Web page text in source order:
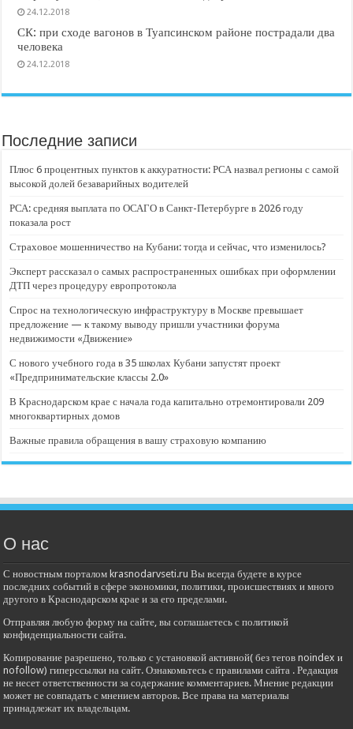
24.12.2018
СК: при сходе вагонов в Туапсинском районе пострадали два
человека
24.12.2018
Последние записи
Плюс 6 процентных пунктов к аккуратности: РСА назвал регионы с самой
высокой долей безаварийных водителей
РСА: средняя выплата по ОСАГО в Санкт-Петербурге в 2026 году
показала рост
Страховое мошенничество на Кубани: тогда и сейчас, что изменилось?
Эксперт рассказал о самых распространенных ошибках при оформлении
ДТП через процедуру европротокола
Спрос на технологическую инфраструктуру в Москве превышает
предложение — к такому выводу пришли участники форума
недвижимости «Движение»
С нового учебного года в 35 школах Кубани запустят проект
«Предпринимательские классы 2.0»
В Краснодарском крае с начала года капитально отремонтировали 209
многоквартирных домов
Важные правила обращения в вашу страховую компанию
О нас
С новостным порталом krasnodarvseti.ru Вы всегда будете в курсе
последних событий в сфере экономики, политики, происшествиях и много
другого в Краснодарском крае и за его пределами.
Отправляя любую форму на сайте, вы соглашаетесь с политикой
конфиденциальности сайта.
Копирование разрешено, только с установкой активной( без тегов noindex и
nofollow) гиперссылки на сайт. Ознакомьтесь с правилами сайта . Редакция
не несет ответственности за содержание комментариев. Мнение редакции
может не совпадать с мнением авторов. Все права на материалы
принадлежат их владельцам.